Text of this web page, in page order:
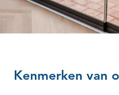
Kenmerken van